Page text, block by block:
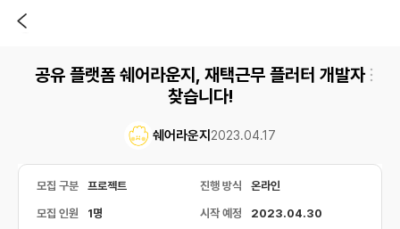
공유 플랫폼 쉐어라운지, 재택근무 플러터 개발자
찾습니다!
쉐어라운지 2023.04.17
모집 구분 프로젝트 진행 방식 온라인
모집 인원 1명 시작 예정 2023.04.30